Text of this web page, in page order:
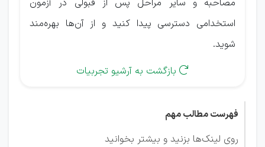
مصاحبه و سایر مراحل پس از قبولی در آزمون
استخدامی دسترسی پیدا کنید و از آن‌ها بهره‌مند
شوید.
 بازگشت به آرشیو تجربیات
فهرست مطالب مهم
روی لینک‌ها بزنید و بیشتر بخوانید